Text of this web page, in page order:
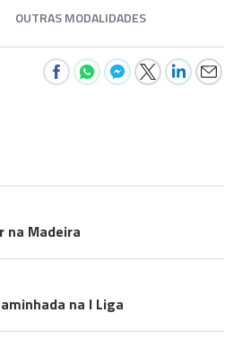
OUTRAS MODALIDADES
na Madeira
na I Liga